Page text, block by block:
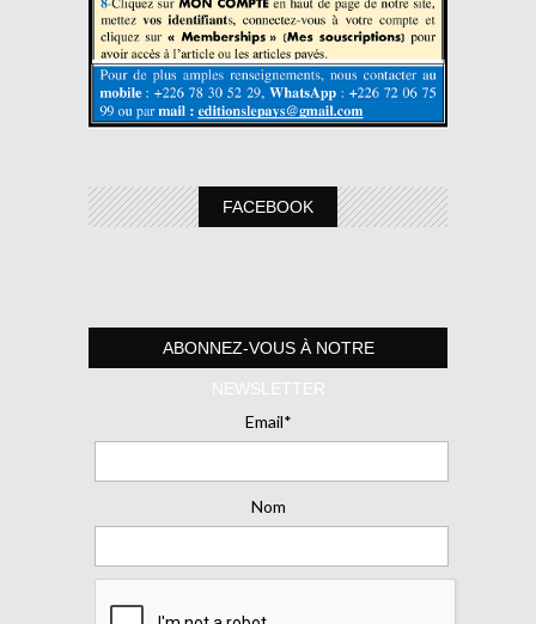
FACEBOOK
ABONNEZ-VOUS À NOTRE
NEWSLETTER
Email*
Nom